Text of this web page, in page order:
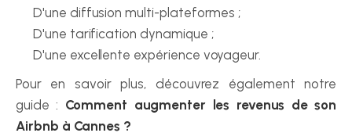
D'une diffusion multi-plateformes ;
D'une tarification dynamique ;
D'une excellente expérience voyageur.
Pour en savoir plus, découvrez également notre
guide : Comment augmenter les revenus de son
Airbnb à Cannes ?